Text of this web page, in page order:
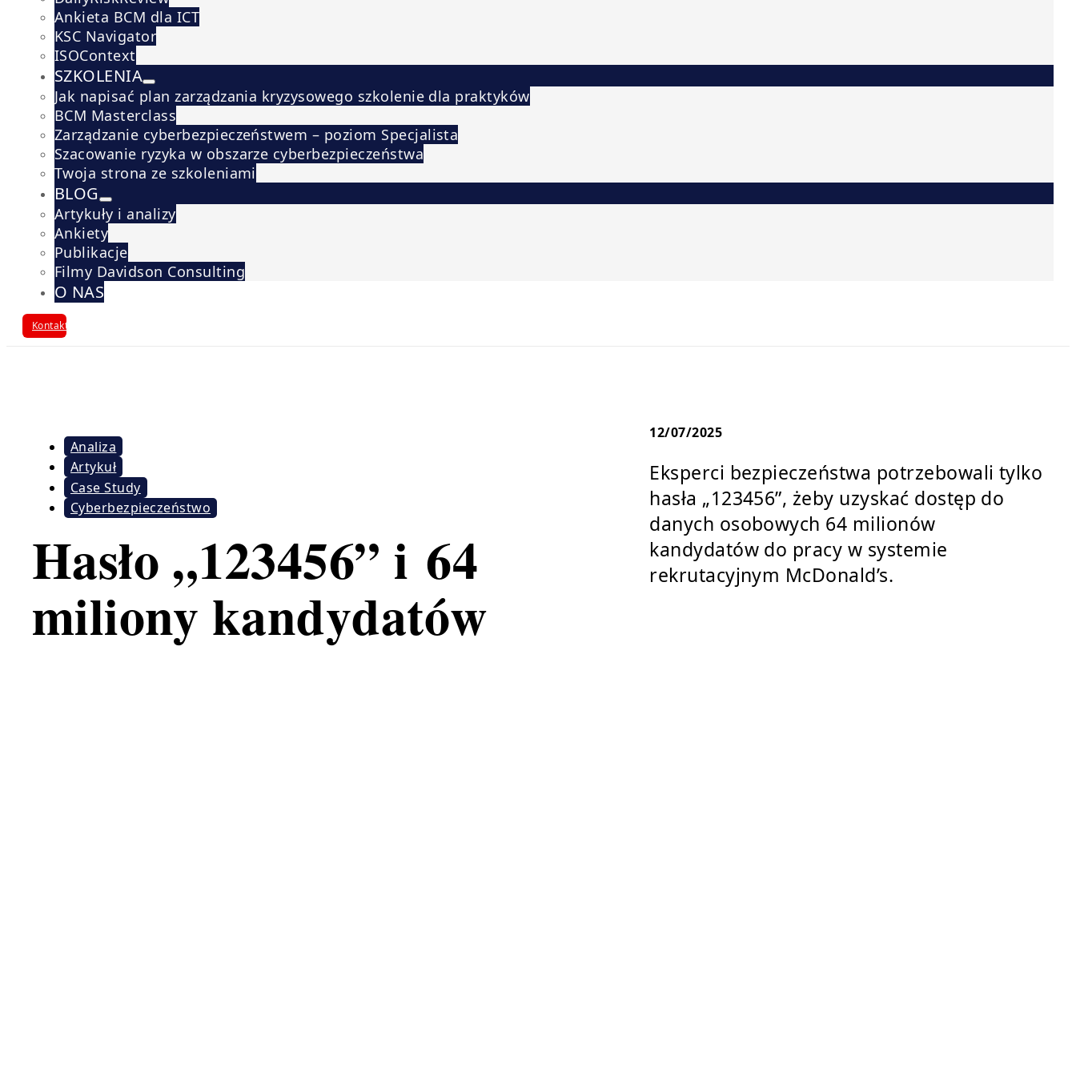
Ankieta BCM dla ICT
KSC Navigator
ISOContext
SZKOLENIA
Jak napisać plan zarządzania kryzysowego szkolenie dla praktyków
BCM Masterclass
Zarządzanie cyberbezpieczeństwem – poziom Specjalista
Szacowanie ryzyka w obszarze cyberbezpieczeństwa
Twoja strona ze szkoleniami
BLOG
Artykuły i analizy
Ankiety
Publikacje
Filmy Davidson Consulting
O NAS
Kontakt
Analiza
Artykuł
Case Study
Cyberbezpieczeństwo
Hasło „123456” i 64
miliony kandydatów
12/07/2025
Eksperci bezpieczeństwa potrzebowali tylko
hasła „123456”, żeby uzyskać dostęp do
danych osobowych 64 milionów
kandydatów do pracy w systemie
rekrutacyjnym McDonald’s.